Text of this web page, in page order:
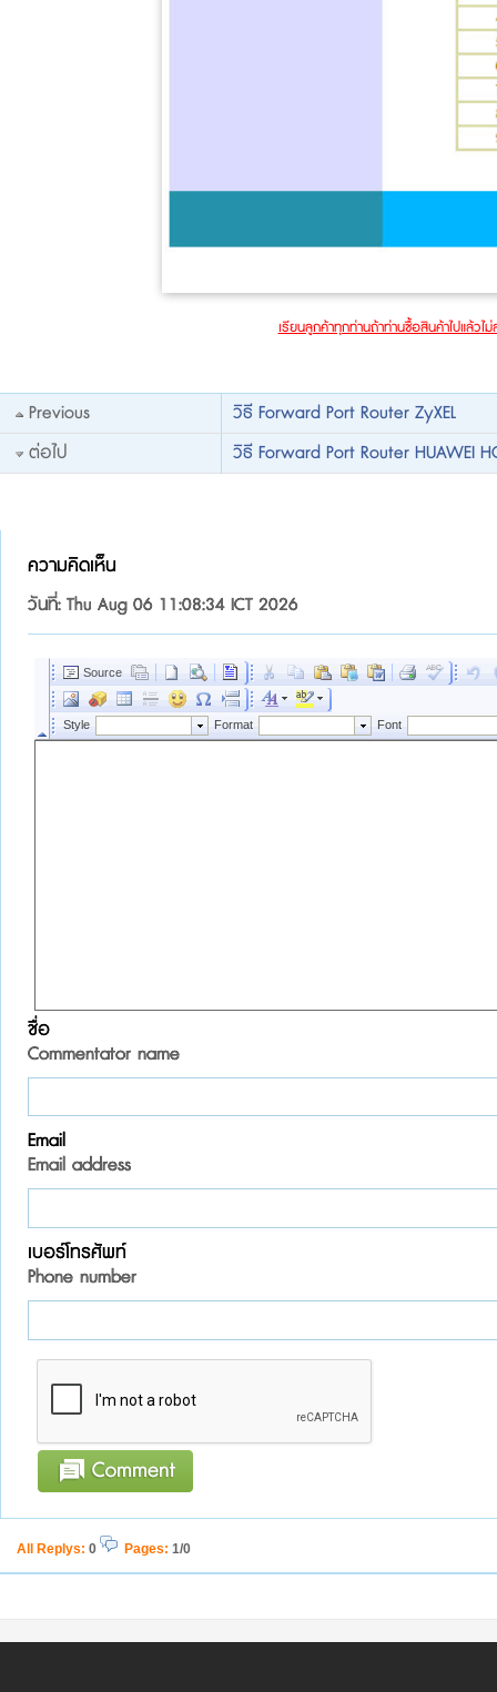
เรียนลูกค้าทุกท่านถ้าท่านซื้อสินค้าไปแล้วไ
Previous
วิธี Forward Port Router ZyXEL
ต่อไป
วิธี Forward Port Router HUAWEI
ความคิดเห็น
วันที่: Thu Aug 06 11:08:34 ICT 2026
ชื่อ
Commentator name
Email
Email address
เบอร์โทรศัพท์
Phone number
All Replys: 0 Pages: 1/0